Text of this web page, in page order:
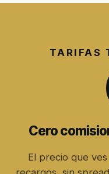
TARIFAS
Cero
El precio que